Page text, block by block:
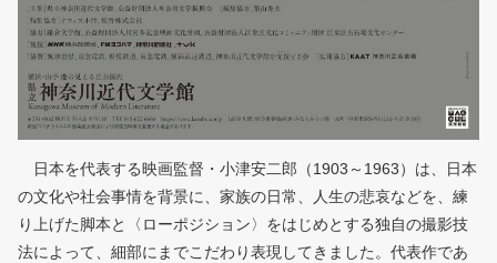
日本を代表する映画監督・小津安二郎（1903～1963）は、日本
の文化や社会事情を背景に、家族の日常、人生の悲哀などを、練
り上げた脚本と〈ローポジション〉をはじめとする独自の撮影技
法によって、細部にまでこだわり表現してきました。代表作であ